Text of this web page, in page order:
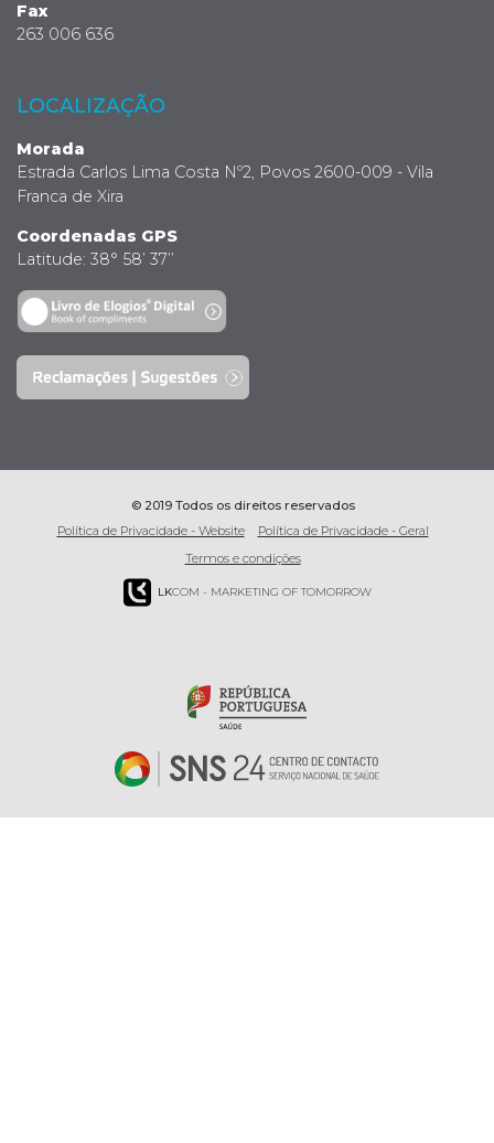
Fax
263 006 636
LOCALIZAÇÃO
Morada
Estrada Carlos Lima Costa Nº2, Povos 2600-009 - Vila
Franca de Xira
Coordenadas GPS
Latitude: 38° 58’ 37’’
© 2019 Todos os direitos reservados
Política de Privacidade - Website
Política de Privacidade - Geral
Termos e condições
LKCOM - MARKETING OF TOMORROW